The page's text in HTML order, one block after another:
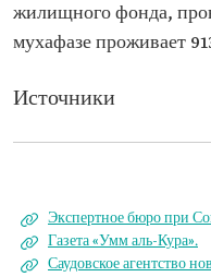
жилищного фонда,
мухафазе проживает
Источники
Экспертное бюро при
Газета «Умм аль-Кура».
Саудовское агентство